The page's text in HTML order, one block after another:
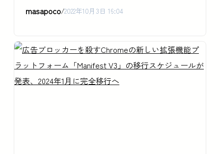
masapoco/2022年10月3日 16:04